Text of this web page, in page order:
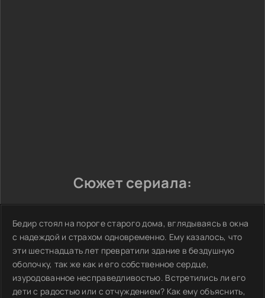
Сюжет сериала:
Бедир стоял на пороге старого дома, вглядываясь в окна
с надеждой и страхом одновременно. Ему казалось, что
эти шестнадцать лет превратили здание в бездушную
оболочку, так же как и его собственное сердце,
изуродованное несправедливостью. Встретились ли его
дети с радостью или с отчуждением? Как ему объяснить,